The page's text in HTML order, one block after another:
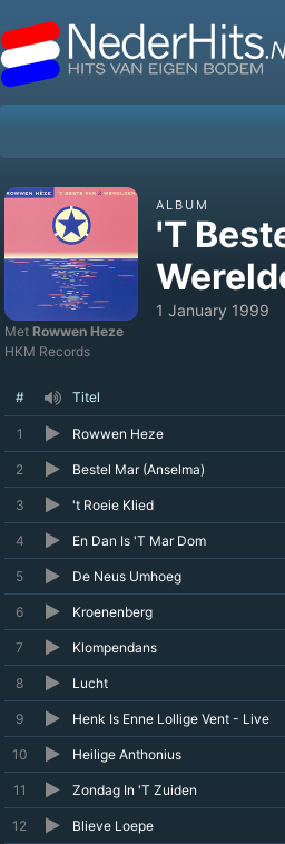
ALBUM
'T
1 January 1999
Met Rowwen Heze
HKM Records
# Titel
1 Rowwen Heze
2 Bestel Mar (Anselma)
3 't Roeie Klied
4 En Dan Is 'T Mar Dom
5 De Neus Umhoeg
6 Kroenenberg
7 Klompendans
8 Lucht
9 Henk Is Enne Lollige Vent - Live
10 Heilige Anthonius
11 Zondag In 'T Zuiden
12 Blieve Loepe